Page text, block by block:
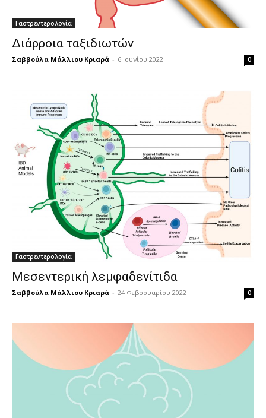
Γαστρεντερολογία
Διάρροια ταξιδιωτών
Σαββούλα Μάλλιου Κριαρά - 6 Ιουνίου 2022 0
Γαστρεντερολογία
Μεσεντερική λεμφαδενίτιδα
Σαββούλα Μάλλιου Κριαρά - 24 Φεβρουαρίου 2022 0